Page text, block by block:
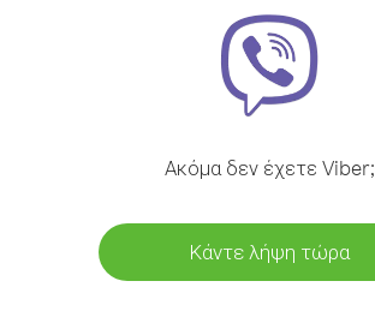
Ακόμα δεν έχετε Viber;
Κάντε λήψη τώρα